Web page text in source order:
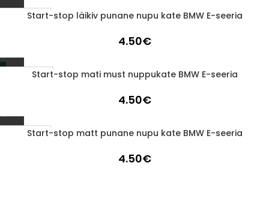
1-3 D.D.
Start-stop läikiv punane nupu kate BMW E-seeria
4.50€
LÄBIMÜÜDUDStart-stop mati must nuppukate BMW E-seeria
4.50€
1-3 D.D.
Start-stop matt punane nupu kate BMW E-seeria
4.50€